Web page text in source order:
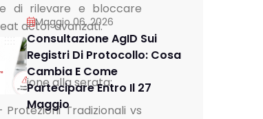
di rilevare e bloccare
actor avanzati.
alla serata;
Tradizionali vs
Maggio 06, 2026
Consultazione AgID Sui
Registri Di Protocollo: Cosa
Cambia E Come
Partecipare Entro Il 27
Maggio